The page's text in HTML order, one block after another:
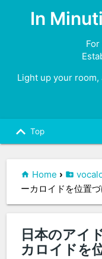
In
Light up your
keyboard_arrow_up Top
Home ›
ーカロイドを位置
日本のアイ
カロイドを